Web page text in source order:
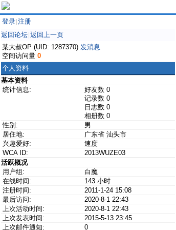
登录 注册
返回论坛 返回上一页
某大叔OP (UID: 1287370) 发消息
空间访问量 0
个人资料
基本资料
统计信息:
好友数 0
记录数 0
日志数 0
相册数 0
性别:
男
居住地:
广东省 汕头市
兴趣爱好:
速度
WCA ID:
2013WUZE03
活跃概况
用户组:
白魔
在线时间:
143 小时
注册时间:
2011-1-24 15:08
最后访问:
2020-8-1 22:43
上次活动时间:
2020-8-1 22:43
上次发表时间:
2015-5-13 23:45
上次邮件通知:
0